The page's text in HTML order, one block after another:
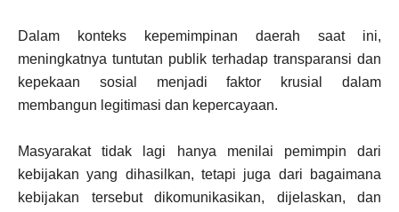
Dalam konteks kepemimpinan daerah saat ini,
meningkatnya tuntutan publik terhadap transparansi dan
kepekaan sosial menjadi faktor krusial dalam
membangun legitimasi dan kepercayaan.
Masyarakat tidak lagi hanya menilai pemimpin dari
kebijakan yang dihasilkan, tetapi juga dari bagaimana
kebijakan tersebut dikomunikasikan, dijelaskan, dan